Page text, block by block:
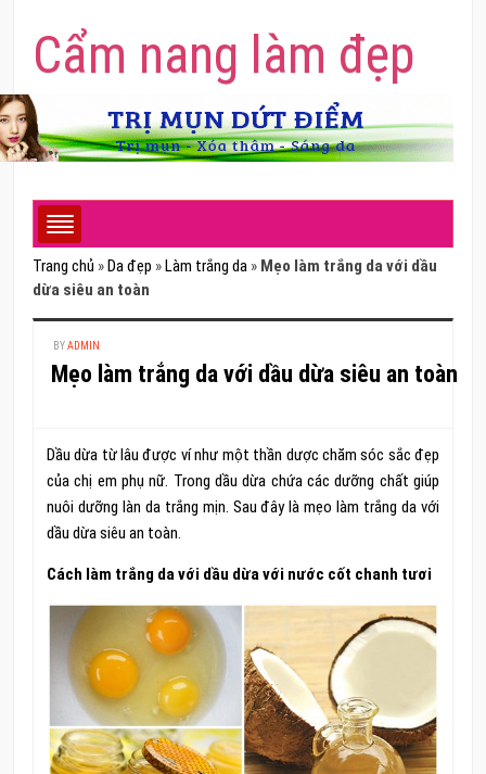
Cẩm nang làm đẹp
Trang chủ » Da đẹp » Làm trắng da » Mẹo làm trắng da với dầu
dừa siêu an toàn
BYADMIN
Mẹo làm trắng da với dầu dừa siêu an toàn
Dầu dừa từ lâu được ví như một thần dược chăm sóc sắc đẹp
của chị em phụ nữ. Trong dầu dừa chứa các dưỡng chất giúp
nuôi dưỡng làn da trắng mịn. Sau đây là mẹo làm trắng da với
dầu dừa siêu an toàn.
Cách làm trắng da với dầu dừa với nước cốt chanh tươi